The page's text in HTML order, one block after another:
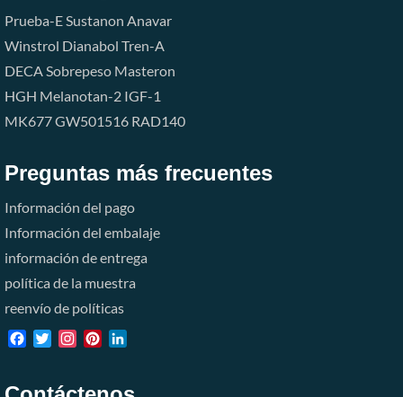
Prueba-ESustanon Anavar
Winstrol Dianabol Tren-A
DECASobrepeso Masteron
HGH Melanotan-2 IGF-1
MK677GW501516 RAD140
Preguntas más frecuentes
Información del pago
Información del embalaje
información de entrega
política de la muestra
reenvío de políticas
Facebook
TwitterInstagramPinterest